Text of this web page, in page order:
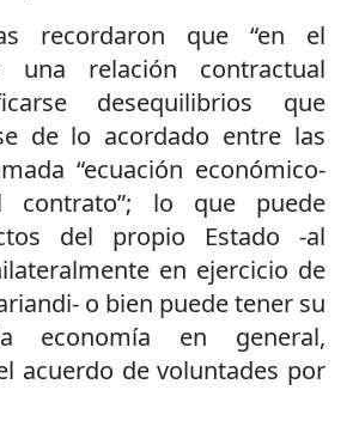
recordaron que “en el
una relación contractual
desequilibrios que
de lo acordado entre las
“ecuación económico-
contrato”; lo que puede
del propio Estado -al
en ejercicio de
o bien puede tener su
economía en general,
acuerdo de voluntades por